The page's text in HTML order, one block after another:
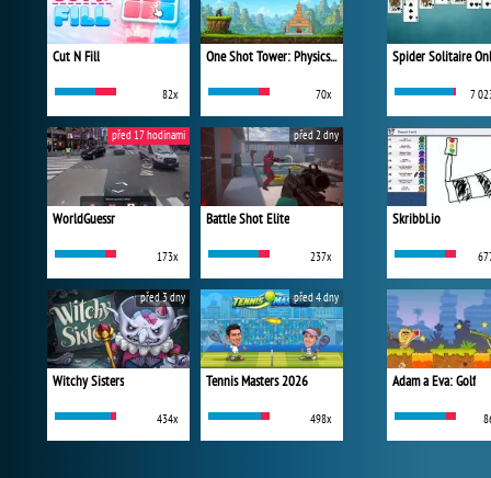
Cut N Fill
82x
One Shot Tower: Physics Destroyer
70x
WorldGuessr
173x
před 17 hodinami
Battle Shot Elite
237x
před 2 dny
Witchy Sisters
434x
před 3 dny
Tennis Masters 2026
498x
před 4 dny
Spider Solitaire
7
Skribbl.io
Adam a Eva: Golf